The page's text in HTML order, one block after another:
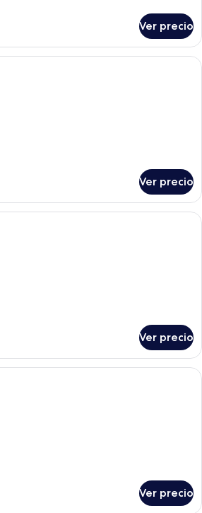
Ver precio
Habitación de hotel con cama, una
Ver precio
Caja de seguridad en la habitación,
Ver precio
Caja de seguridad en la habitación,
Ver precio